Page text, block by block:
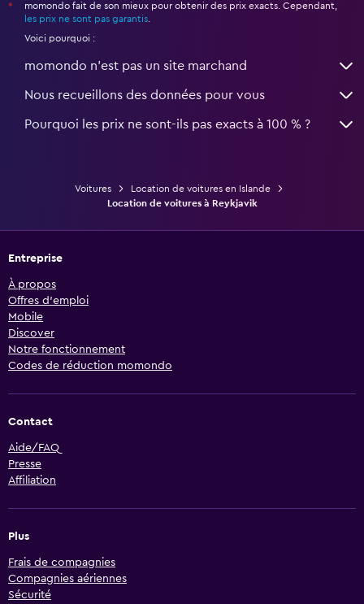
*
momondo fait de son mieux pour obtenir des prix exacts. Cependant,
les prix ne sont pas garantis
Voici pourquoi :
momondo n'est pas un site marchand
Nous recueillons des données pour vous
Pourquoi les prix ne sont-ils pas exacts à 100 % ?
Voitures
Location de voitures en Islande
Location de voitures à Reykjavik
Entreprise
À propos
Offres d’emploi
Mobile
Discover
Notre fonctionnement
Codes de réduction momondo
Contact
Aide/FAQ
Presse
Affiliation
Plus
Frais de compagnies
Compagnies aériennes
Sécurité